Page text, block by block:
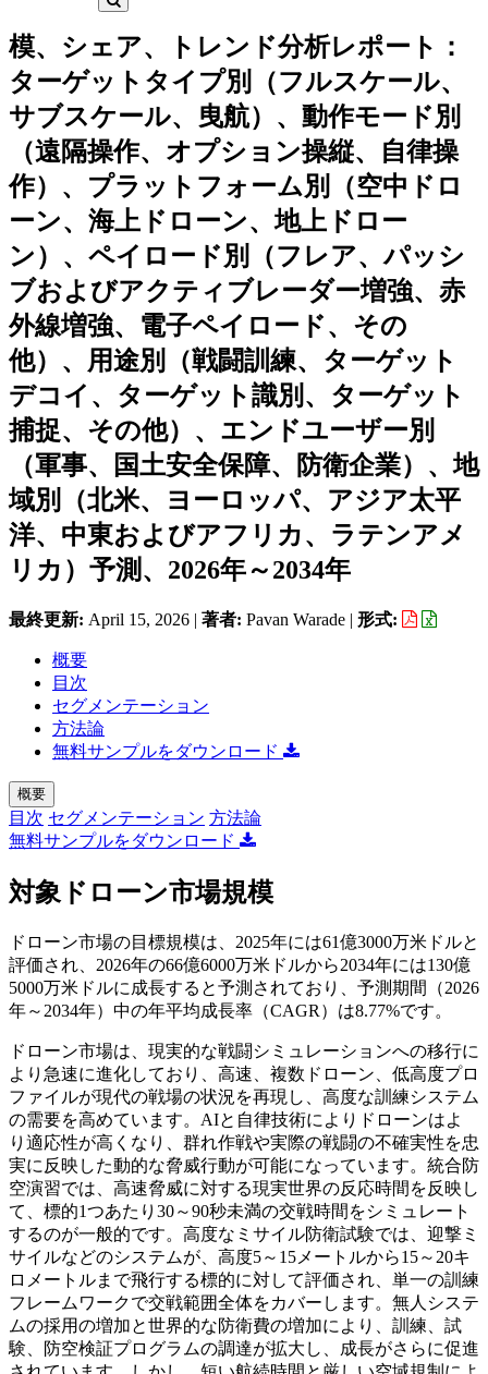
模、シェア、トレンド分析レポート：
ターゲットタイプ別（フルスケール、
サブスケール、曳航）、動作モード別
（遠隔操作、オプション操縦、自律操
作）、プラットフォーム別（空中ドロ
ーン、海上ドローン、地上ドロー
ン）、ペイロード別（フレア、パッシ
ブおよびアクティブレーダー増強、赤
外線増強、電子ペイロード、その
他）、用途別（戦闘訓練、ターゲット
デコイ、ターゲット識別、ターゲット
捕捉、その他）、エンドユーザー別
（軍事、国土安全保障、防衛企業）、地
域別（北米、ヨーロッパ、アジア太平
洋、中東およびアフリカ、ラテンアメ
リカ）予測、2026年～2034年
最終更新: April 15, 2026 | 著者: Pavan Warade | 形式:
概要
目次
セグメンテーション
方法論
無料サンプルをダウンロード
概要
目次 セグメンテーション 方法論
無料サンプルをダウンロード
対象ドローン市場規模
ドローン市場の目標規模は、2025年には61億3000万米ドルと
評価され、2026年の66億6000万米ドルから2034年には130億
5000万米ドルに成長すると予測されており、予測期間（2026
年～2034年）中の年平均成長率（CAGR）は8.77%です。
ドローン市場は、現実的な戦闘シミュレーションへの移行に
より急速に進化しており、高速、複数ドローン、低高度プロ
ファイルが現代の戦場の状況を再現し、高度な訓練システム
の需要を高めています。AIと自律技術によりドローンはよ
り適応性が高くなり、群れ作戦や実際の戦闘の不確実性を忠
実に反映した動的な脅威行動が可能になっています。統合防
空演習では、高速脅威に対する現実世界の反応時間を反映し
て、標的1つあたり30～90秒未満の交戦時間をシミュレート
するのが一般的です。高度なミサイル防衛試験では、迎撃ミ
サイルなどのシステムが、高度5～15メートルから15～20キ
ロメートルまで飛行する標的に対して評価され、単一の訓練
フレームワークで交戦範囲全体をカバーします。無人システ
ムの採用の増加と世界的な防衛費の増加により、訓練、試
験、防空検証プログラムの調達が拡大し、成長がさらに促進